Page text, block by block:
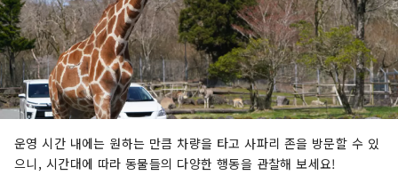
운영 시간 내에는 원하는 만큼 차량을 타고 사파리 존을 방문할 수 있
으니, 시간대에 따라 동물들의 다양한 행동을 관찰해 보세요!